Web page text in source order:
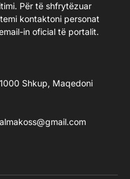
Për të shfrytëzuar
kontaktoni personat
in oficial të portalit.
Shkup, Maqedoni
almakoss@gmail.com